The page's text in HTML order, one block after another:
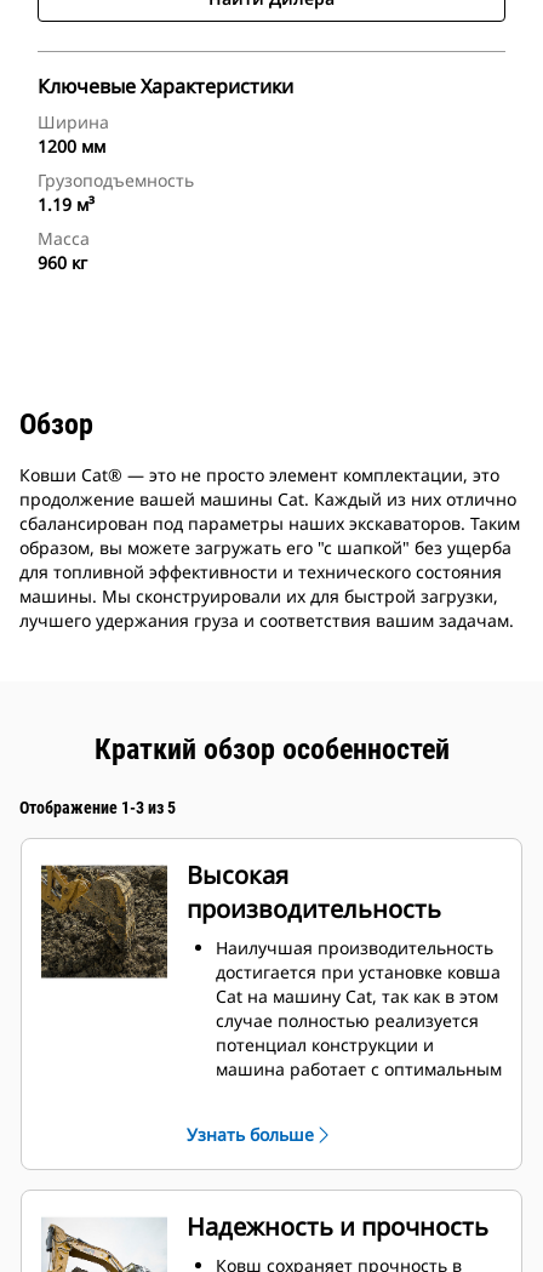
Ключевые Характеристики
Ширина
1200 мм
Грузоподъемность
1.19 м³
Масса
960 кг
Обзор
Ковши Cat® — это не просто элемент комплектации, это
продолжение вашей машины Cat. Каждый из них отлично
сбалансирован под параметры наших экскаваторов. Таким
образом, вы можете загружать его "с шапкой" без ущерба
для топливной эффективности и технического состояния
машины. Мы сконструировали их для быстрой загрузки,
лучшего удержания груза и соответствия вашим задачам.
Краткий обзор особенностей
Отображение 1-3 из 5
Высокая
производительность
Наилучшая производительность
достигается при установке ковша
Cat на машину Cat, так как в этом
случае полностью реализуется
потенциал конструкции и
машина работает с оптимальным
Профиль кожуха с двойным
радиусом позволяет улучшить
попадание материала в ковш.
упора гарантирует, что нижняя
часть ковша не цепляется за
Узнать больше
Надежность и прочность
Ковш сохраняет прочность в